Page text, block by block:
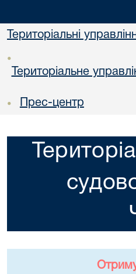
Територіальні
•
Територіальне
• Прес-центр